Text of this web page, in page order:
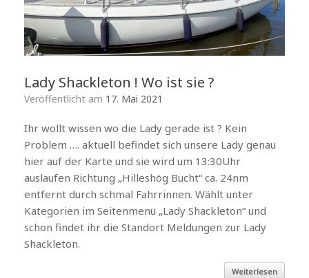
Lady Shackleton ! Wo ist sie ?
Veröffentlicht am 17. Mai 2021
Ihr wollt wissen wo die Lady gerade ist ? Kein
Problem …. aktuell befindet sich unsere Lady genau
hier auf der Karte und sie wird um 13:30Uhr
auslaufen Richtung „Hilleshög Bucht“ ca. 24nm
entfernt durch schmal Fahrrinnen. Wählt unter
Kategorien im Seitenmenü „Lady Shackleton“ und
schon findet ihr die Standort Meldungen zur Lady
Shackleton.
Weiterlesen